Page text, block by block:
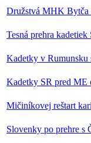
Družstvá MHK Bytča
Tesná prehra
Kadetky v Rumunsku
Kadetky SR pred ME
Mičiníkovej reštart
Slovenky po prehre s